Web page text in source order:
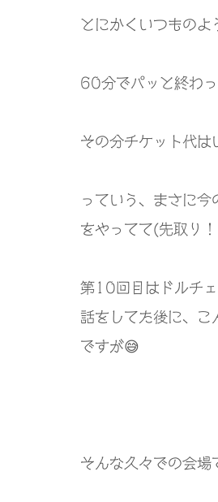
とにかくいつものよ
60分でパッと終わ
その分チケット代は
っていう、まさに
をやってて(先取り
第 10回目はドルチ
話をしてた後に、こ
ですが😅
そんな久々での会場